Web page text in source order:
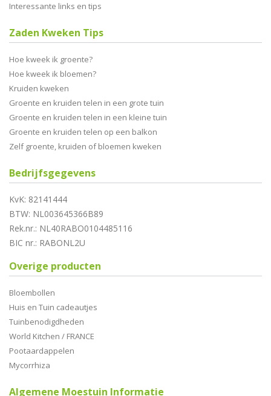
Interessante links en tips
Zaden Kweken Tips
Hoe kweek ik groente?
Hoe kweek ik bloemen?
Kruiden kweken
Groente en kruiden telen in een grote tuin
Groente en kruiden telen in een kleine tuin
Groente en kruiden telen op een balkon
Zelf groente, kruiden of bloemen kweken
Bedrijfsgegevens
KvK: 82141444
BTW: NL003645366B89
Rek.nr.: NL40RABO0104485116
BIC nr.: RABONL2U
Overige producten
Bloembollen
Huis en Tuin cadeautjes
Tuinbenodigdheden
World Kitchen / FRANCE
Pootaardappelen
Mycorrhiza
Algemene Moestuin Informatie